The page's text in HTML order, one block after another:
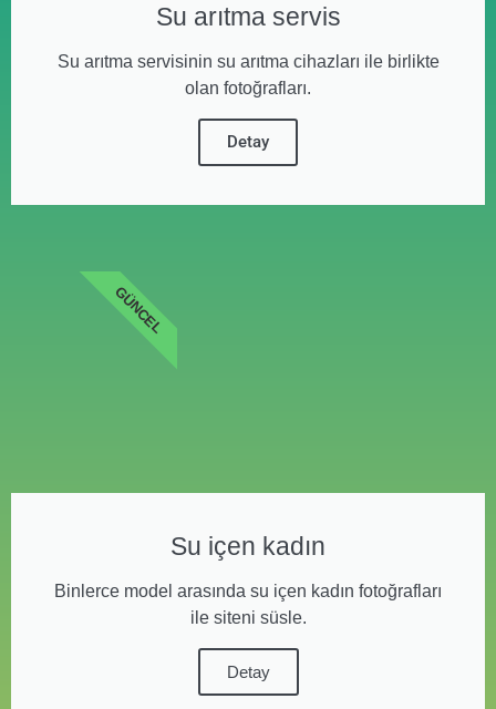
Su arıtma servis
Su arıtma servisinin su arıtma cihazları ile birlikte
olan fotoğrafları.
Detay
Su içen kadın
Binlerce model arasında su içen kadın fotoğrafları
ile siteni süsle.
Detay
GÜNCEL